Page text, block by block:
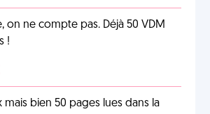
on ne compte pas. Déjà 50 VDM
!
mais bien 50 pages lues dans la